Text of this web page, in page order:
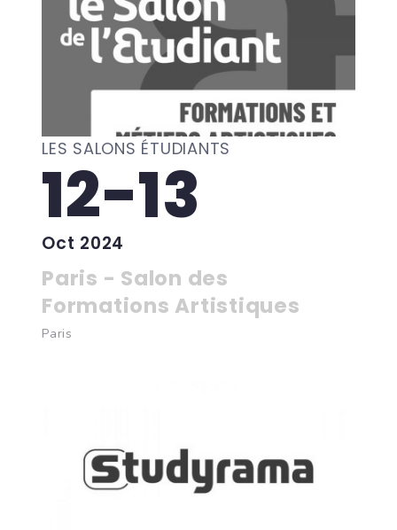
LES SALONS ÉTUDIANTS
12-13
Oct 2024
Paris - Salon des
Formations Artistiques
Paris